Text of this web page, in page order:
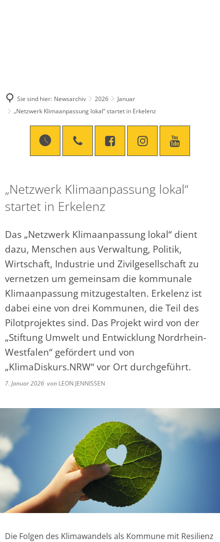
Sie sind hier: Newsarchiv 2026
Januar
„Netzwerk Klimaanpassung lokal“ startet in Erkelenz
„Netzwerk Klimaanpassung lokal“
startet in Erkelenz
Das „Netzwerk Klimaanpassung lokal“ dient
dazu, Menschen aus Verwaltung, Politik,
Wirtschaft, Industrie und Zivilgesellschaft zu
vernetzen um gemeinsam die kommunale
Klimaanpassung mitzugestalten. Erkelenz ist
dabei eine von drei Kommunen, die Teil des
Pilotprojektes sind. Das Projekt wird von der
„Stiftung Umwelt und Entwicklung Nordrhein-
Westfalen“ gefördert und von
„KlimaDiskurs.NRW“ vor Ort durchgeführt.
7. Januar 2026 von LEON JENNISSEN
Die Folgen des Klimawandels als Kommune mit Resilienz